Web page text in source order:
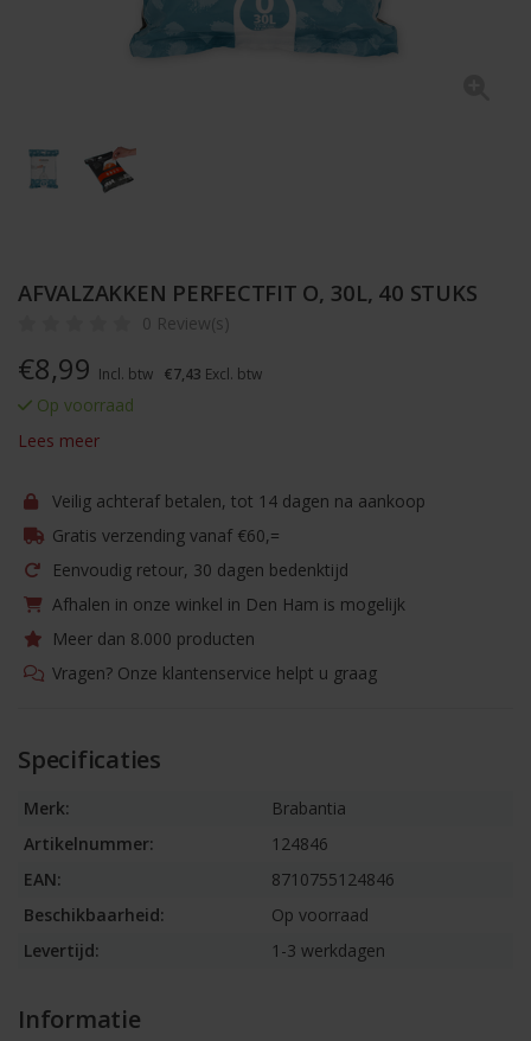
AFVALZAKKEN PERFECTFIT O, 30L, 40 STUKS
0 Review(s)
€8,99 Incl. btw €7,43 Excl. btw
Op voorraad
Lees meer
Veilig achteraf betalen, tot 14 dagen na aankoop
Gratis verzending vanaf €60,=
Eenvoudig retour, 30 dagen bedenktijd
Afhalen in onze winkel in Den Ham is mogelijk
Meer dan 8.000 producten
Vragen? Onze klantenservice helpt u graag
Specificaties
Merk:
Brabantia
Artikelnummer:
124846
EAN:
8710755124846
Beschikbaarheid:
Op voorraad
Levertijd:
1-3 werkdagen
Informatie